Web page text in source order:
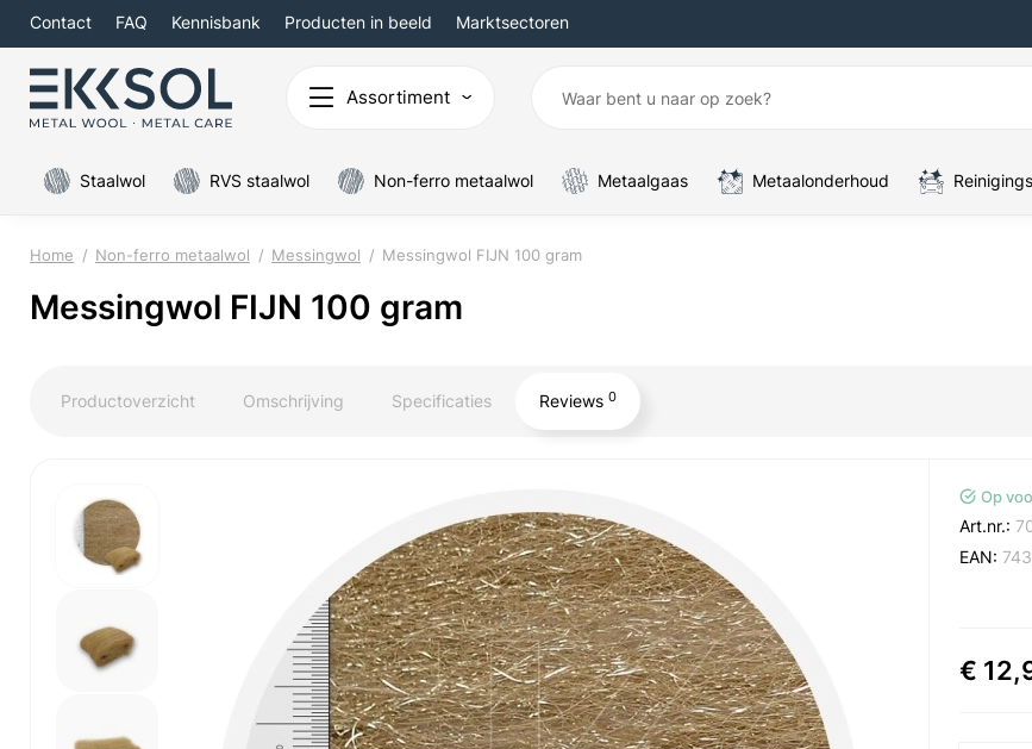
Contact FAQ Kennisbank Producten in beeld Marktsectoren
Assortiment
Staalwol RVS staalwol Non-ferro metaalwol Metaalgaas Metaalonderhoud
Home Non-ferro metaalwol Messingwol Messingwol FIJN 100 gram
Messingwol FIJN 100 gram
Productoverzicht Omschrijving Specificaties Reviews 0
Op
Art.nr.:
EAN:
€